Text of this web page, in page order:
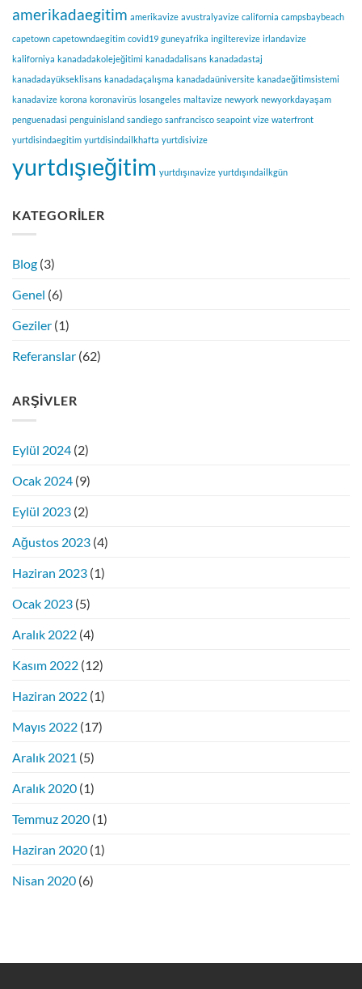
amerikadaegitim amerikavize avustralyavize california campsbaybeach
capetown capetowndaegitim covid19 guneyafrika ingilterevize irlandavize
kaliforniya kanadadakolejeğitimi kanadadalisans kanadadastaj
kanadadayükseklisans kanadadaçalışma kanadadaüniversite kanadaeğitimsistemi
kanadavize korona koronavirüs losangeles maltavize newyork newyorkdayaşam
penguenadasi penguinisland sandiego sanfrancisco seapoint vize waterfront
yurtdisindaegitim yurtdisindailkhafta yurtdisivize
yurtdışıeğitim yurtdışınavize yurtdışındailkgün
KATEGORILER
Blog (3)
Genel (6)
Geziler (1)
Referanslar (62)
ARŞIVLER
Eylül 2024 (2)
Ocak 2024 (9)
Eylül 2023 (2)
Ağustos 2023 (4)
Haziran 2023 (1)
Ocak 2023 (5)
Aralık 2022 (4)
Kasım 2022 (12)
Haziran 2022 (1)
Mayıs 2022 (17)
Aralık 2021 (5)
Aralık 2020 (1)
Temmuz 2020 (1)
Haziran 2020 (1)
Nisan 2020 (6)